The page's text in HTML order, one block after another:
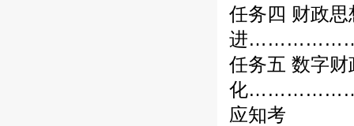
任务四 财政
进
任务五 数字
化
应知考